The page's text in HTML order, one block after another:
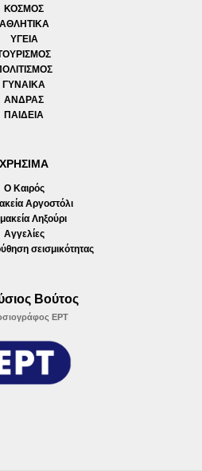
ΚΟΣΜΟΣ
ΑΘΛΗΤΙΚΑ
ΥΓΕΙΑ
ΓΥΝΑΙΚΑ
ΑΝΔΡΑΣ
ΠΑΙΔΕΙΑ
ΧΡΗΣΙΜΑ
Ο Καιρός
Αργοστόλι
Ληξούρι
Αγγελίες
σεισμικότητας
Βούτος
ΕΡΤ